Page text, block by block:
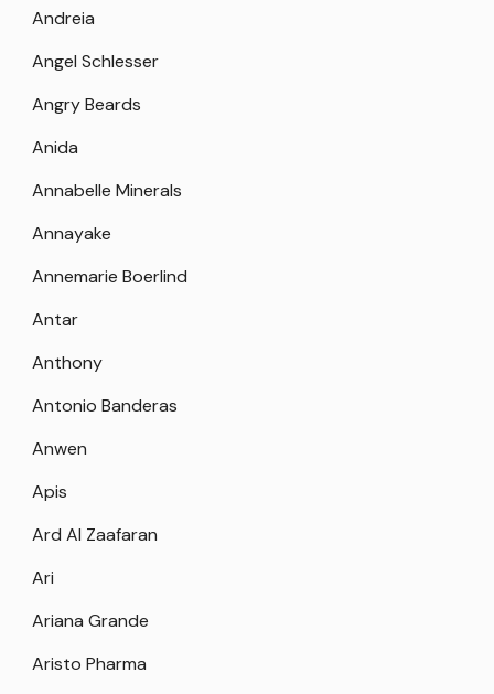
Andreia
Angel Schlesser
Angry Beards
Anida
Annabelle Minerals
Annayake
Annemarie Boerlind
Antar
Anthony
Antonio Banderas
Anwen
Apis
Ard Al Zaafaran
Ari
Ariana Grande
Aristo Pharma